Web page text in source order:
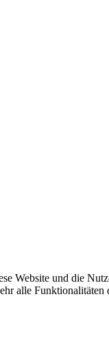
Website und die
alle Funktionalitäten